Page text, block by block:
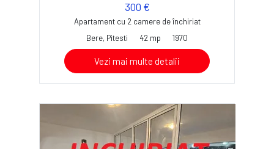
300 €
Apartament cu 2 camere de închiriat
Bere, Pitesti
42 mp 1970
Vezi mai multe detalii